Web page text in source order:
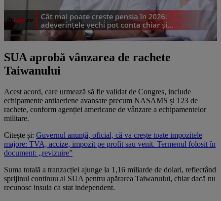
SUA aprobă vânzarea de rachete
Taiwanului
Acest acord, care urmează să fie validat de Congres, include
echipamente antiaeriene avansate precum NASAMS și 123 de
rachete, conform agenției americane de vânzare a echipamentelor
militare.
Citește și: Guvernul anunță, oficial, că va crește toate impozitele
majore: TVA, accize, impozit pe profit sau venit. Termenul folosit în
document: „revizuire”
Suma totală a tranzacției ajunge la 1,16 miliarde de dolari, reflectând
sprijinul continuu al SUA pentru apărarea Taiwanului, chiar dacă nu
recunosc insula ca stat independent.